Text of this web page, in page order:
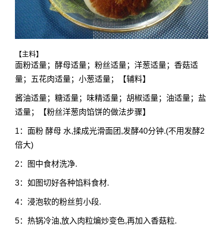
【主料】
面粉适量；酵母适量；粉丝适量；洋葱适量；香菇适
量；五花肉适量；小葱适量；【辅料】
酱油适量；糖适量；味精适量；胡椒适量；油适量；盐
适量；【粉丝洋葱肉馅饼的做法步骤】
1：面粉 酵母 水,揉成光滑面团,发酵40分钟.(不用发酵2
倍大)
2：图中食材洗净.
3：如图切好各种馅料食材.
4：浸泡软的粉丝剪小段.
5：热锅冷油,放入肉粒煸炒变色,再加入香菇粒.